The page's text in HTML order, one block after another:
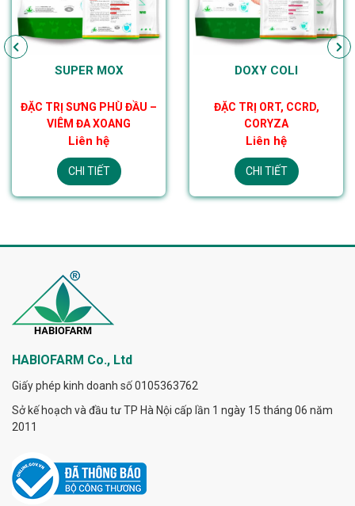
SUPER MOX
ĐẶC TRỊ SƯNG PHÙ ĐẦU –
VIÊM ĐA XOANG
Liên hệ
CHI TIẾT
DOXY COLI
ĐẶC TRỊ ORT, CCRD,
CORYZA
Liên hệ
CHI TIẾT
HABIOFARM Co., Ltd
Giấy phép kinh doanh số 0105363762
Sở kế hoạch và đầu tư TP Hà Nội cấp lần 1 ngày 15 tháng 06 năm
2011